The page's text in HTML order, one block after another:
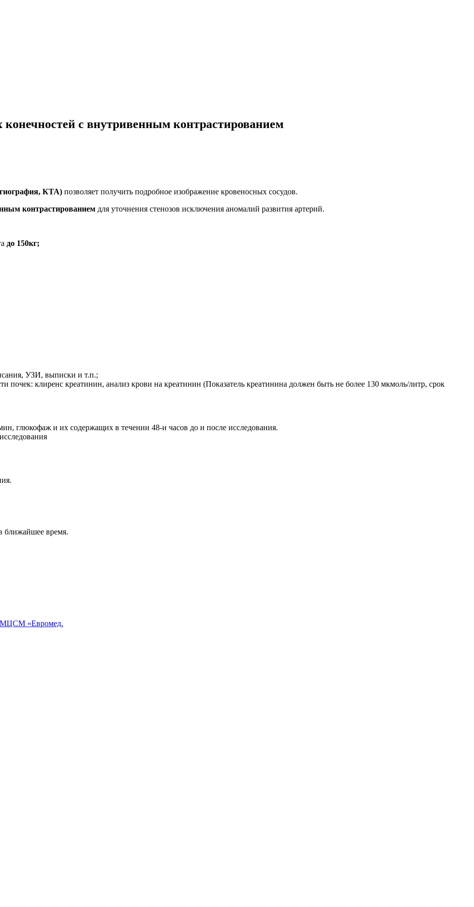
с внутривенным контрастированием
КТА) позволяет получить подробное изображение кровеносных сосудов.
контрастированием для уточнения стенозов исключения аномалий развития артерий.
до 150кг;
УЗИ, выписки и т.п.;
почек: клиренс креатинин, анализ крови на креатинин (Показатель креатинина должен быть не более 130 мкмоль/литр, срок
глюкофаж и их содержащих в течении 48-и часов до и после исследования.
ближайшее время.
«Евромед.